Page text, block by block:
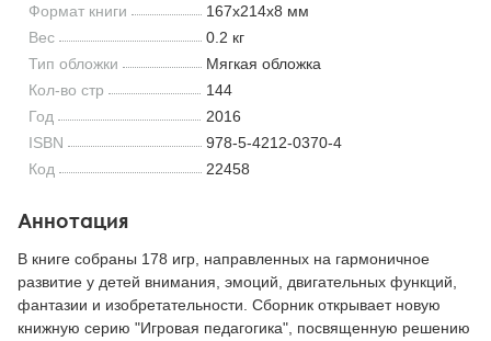
Формат книги
167x214x8 мм
Вес
0.2 кг
Тип обложки
Мягкая обложка
Кол-во стр
144
Год
2016
ISBN
978-5-4212-0370-4
Код
22458
Аннотация
В книге собраны 178 игр, направленных на гармоничное
развитие у детей внимания, эмоций, двигательных функций,
фантазии и изобретательности. Сборник открывает новую
книжную серию "Игровая педагогика", посвященную решению